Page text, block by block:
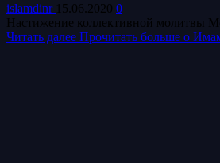
islamdinr 15.06.2020 0
Настижение коллективной молитвы
Читать далее Прочитать больше о